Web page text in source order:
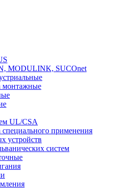
MODULINK, SUCOnet
монтажные
UL/CSA
применения
устройств
систем